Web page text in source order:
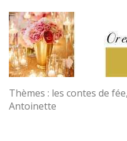
Thèmes : les contes de
Antoinette